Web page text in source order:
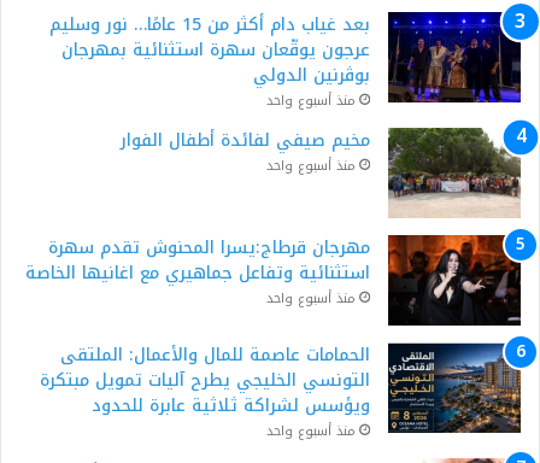
بعد غياب دام أكثر من 15 عامًا… نور وسليم
عرجون يوقّعان سهرة استثنائية بمهرجان
بوڨرنين الدولي
منذ أسبوع واحد
مخيم صيفي لفائدة أطفال الفوار
منذ أسبوع واحد
مهرجان قرطاج:يسرا المحنوش تقدم سهرة
استثنائية وتفاعل جماهيري مع اغانيها الخاصة
منذ أسبوع واحد
الحمامات عاصمة للمال والأعمال: الملتقى
التونسي الخليجي يطرح آليات تمويل مبتكرة
ويؤسس لشراكة ثلاثية عابرة للحدود
منذ أسبوع واحد